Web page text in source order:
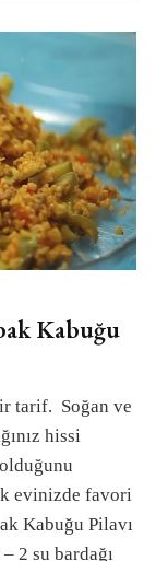
Kabuğu
tarif. Soğan ve
hissi
evinizde favori
Kabuğu Pilavı
2 su bardağı